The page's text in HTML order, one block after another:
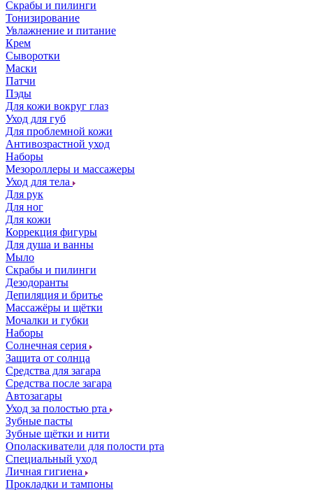
Скрабы и пилинги
Тонизирование
Увлажнение и питание
Крем
Сыворотки
Маски
Патчи
Пэды
Для кожи вокруг глаз
Уход для губ
Для проблемной кожи
Антивозрастной уход
Наборы
Мезороллеры и массажеры
Уход для тела
Для рук
Для ног
Для кожи
Коррекция фигуры
Для душа и ванны
Мыло
Скрабы и пилинги
Дезодоранты
Депиляция и бритье
Массажёры и щётки
Мочалки и губки
Наборы
Солнечная серия
Защита от солнца
Средства для загара
Средства после загара
Автозагары
Уход за полостью рта
Зубные пасты
Зубные щётки и нити
Ополаскиватели для полости рта
Специальный уход
Личная гигиена
Прокладки и тампоны